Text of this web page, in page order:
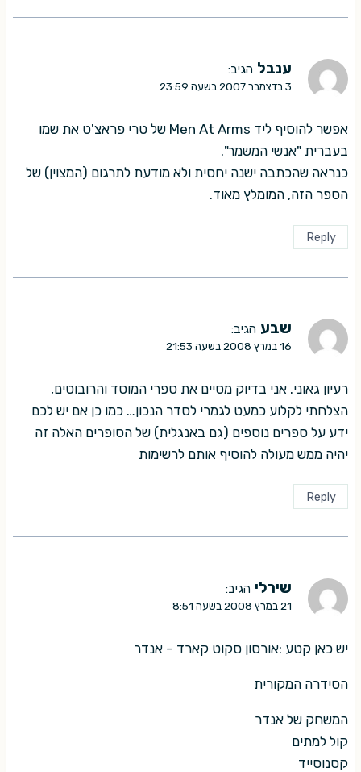
ענבל הגיב:
3 בדצמבר 2007 בשעה 23:59
אפשר להוסיף ליד Men At Arms של טרי פראצ'ט את שמו
בעברית "אנשי המשמר".
כנראה שהכתבה ישנה יחסית ולא מודעת לתרגום (המצוין) של
הספר הזה, המומלץ מאוד.
Reply
שבע הגיב:
16 במרץ 2008 בשעה 21:53
רעיון גאוני. אני בדיוק מסיים את ספרי המוסד והרובוטים,
הצלחתי לקלוע כמעט לגמרי לסדר הנכון… כמו כן אם יש לכם
ידע על ספרים נוספים (גם באנגלית) של הסופרים האלה זה
יהיה ממש מעולה להוסיף אותם לרשימות
Reply
שירלי הגיב:
21 במרץ 2008 בשעה 8:51
יש כאן קטע :אורסון סקוט קארד – אנדר
הסידרה המקורית
המשחק של אנדר
קול למתים
קסנוסייד